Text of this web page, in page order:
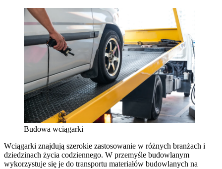
Budowa wciągarki
Wciągarki znajdują szerokie zastosowanie w różnych branżach i
dziedzinach życia codziennego. W przemyśle budowlanym
wykorzystuje się je do transportu materiałów budowlanych na